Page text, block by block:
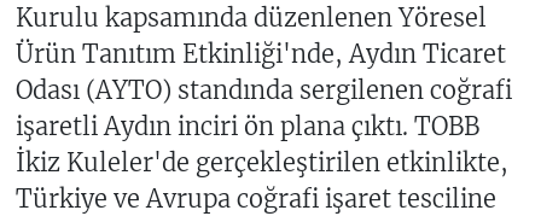
Kurulu kapsamında düzenlenen Yöresel
Ürün Tanıtım Etkinliği'nde, Aydın Ticaret
Odası (AYTO) standında sergilenen coğrafi
işaretli Aydın inciri ön plana çıktı. TOBB
İkiz Kuleler'de gerçekleştirilen etkinlikte,
Türkiye ve Avrupa coğrafi işaret tesciline